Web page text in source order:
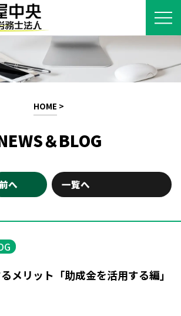
HOME >
＆BLOG
へ 一覧へ
メリット「助成金を活用する編」